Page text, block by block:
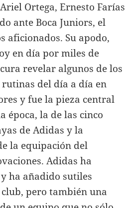
Ortega, Ernesto Farías
ante Boca Juniors, el
aficionados. Su apodo,
en día por miles de
revelar algunos de los
del día a día en
y fue la pieza central
época, la de las cinco
de Adidas y la
la equipación del
Adidas ha
ha añadido sutiles
pero también una